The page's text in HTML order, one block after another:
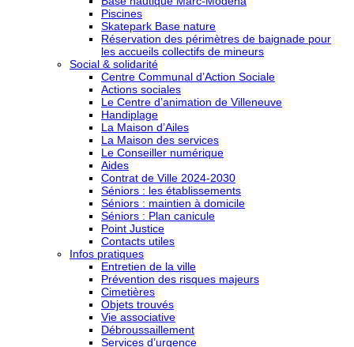
Piscines
Skatepark Base nature
Réservation des périmètres de baignade pour
les accueils collectifs de mineurs
Social & solidarité
Centre Communal d’Action Sociale
Actions sociales
Le Centre d’animation de Villeneuve
Handiplage
La Maison d’Ailes
La Maison des services
Le Conseiller numérique
Aides
Contrat de Ville 2024-2030
Séniors : les établissements
Séniors : maintien à domicile
Séniors : Plan canicule
Point Justice
Contacts utiles
Infos pratiques
Entretien de la ville
Prévention des risques majeurs
Cimetières
Objets trouvés
Vie associative
Débroussaillement
Services d’urgence